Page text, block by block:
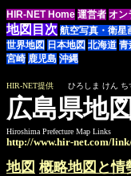
HIR-NET Home 運営者 オン
地図目次 航空写真・衛星
世界地図 日本地図 北海道 青
宮崎 鹿児島 沖縄
HIR-NET提供 ひろしま けん ち
広島県地
Hiroshima Prefecture Map Links
http://www.hir-net.com/
地図 概略地図と情